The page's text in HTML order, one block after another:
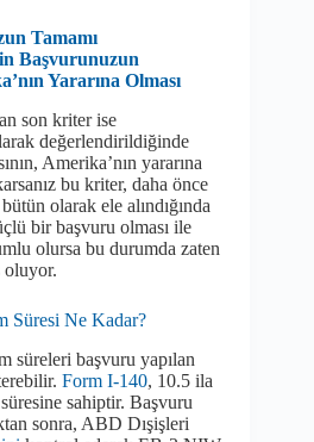
Tamamı
Başvurunuzun
Yararına Olması
son kriter ise
değerlendirildiğinde
Amerika’nın yararına
bu kriter, daha önce
olarak ele alındığında
bir başvuru olması ile
olursa bu durumda zaten
oluyor.
Süresi Ne Kadar?
süreleri başvuru yapılan
Form I-140, 10.5 ila
sahiptir. Başvuru
sonra, ABD Dışişleri